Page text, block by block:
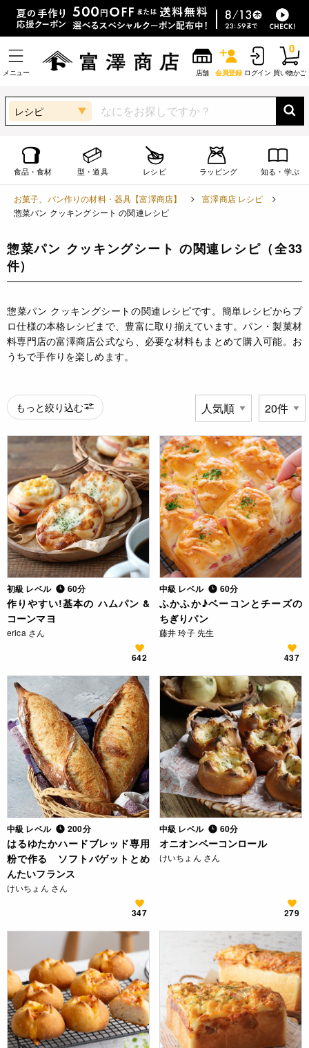
メニュー 店舗 会員登録 ログイン 買い物かご
0
レシピ
食品・食材 型・道具 レシピ ラッピング 知る・学ぶ
お菓子、パン作りの材料・器具【富澤商店】
富澤商店 レシピ
惣菜パン クッキングシート の関連レシピ
惣菜パン クッキングシート の関連レシピ （全33
件）
惣菜パン クッキングシートの関連レシピです。簡単レシピからプ
ロ仕様の本格レシピまで、豊富に取り揃えています。パン・製菓材
料専門店の富澤商店公式なら、必要な材料もまとめて購入可能。お
うちで手作りを楽しめます。
もっと絞り込む
初級 レベル 60分
作りやすい!基本の ハムパン &
コーンマヨ
erica さん
642
中級 レベル 60分
ふかふか♪ベーコンとチーズの
ちぎりパン
藤井 玲子 先生
437
中級 レベル 200分
はるゆたかハードブレッド専用
粉で作る ソフトバゲットとめ
んたいフランス
けいちょん さん
347
中級 レベル 60分
オニオンベーコンロール
けいちょん さん
279